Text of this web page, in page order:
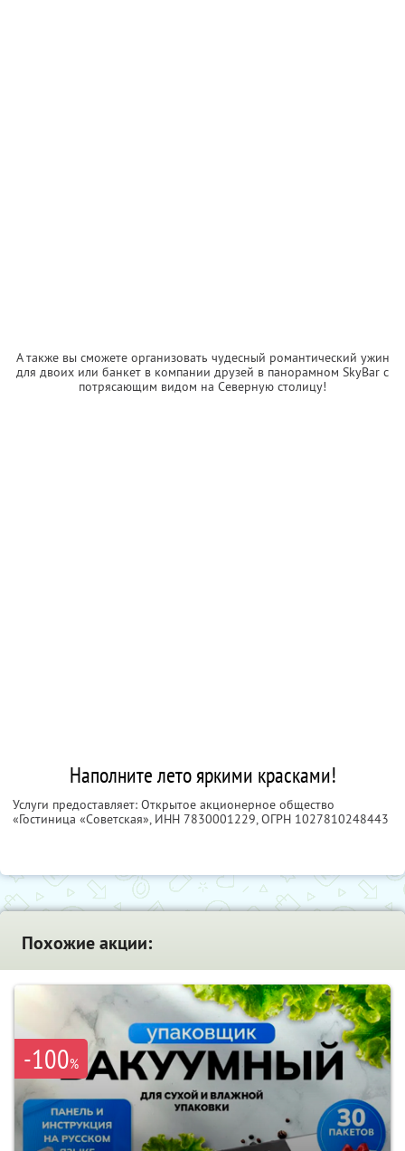
А также вы сможете организовать чудесный романтический ужин
для двоих или банкет в компании друзей в панорамном SkyBаr с
потрясающим видом на Северную столицу!
Наполните лето яркими красками!
Услуги предоставляет: Открытое акционерное общество
«Гостиница «Советская», ИНН 7830001229, ОГРН 1027810248443
Похожие акции:
-100%